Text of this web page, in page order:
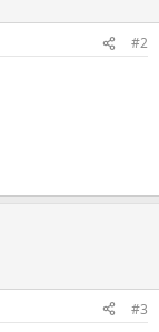
#2
#3